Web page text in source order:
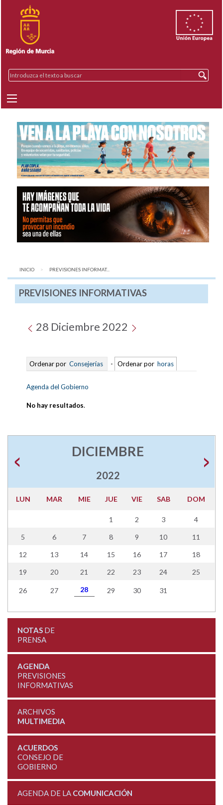
INICIO AQUÍ:
PREVISIONES INFORMAT...
PREVISIONES INFORMATIVAS
28 Diciembre 2022
Ordenar por Consejerías - Ordenar por horas
Agenda del Gobierno
No hay resultados.
DICIEMBRE
2022
LUN MAR MIE JUE VIE SAB DOM
1 2 3 4
5 6 7 8 9 10 11
12 13 14 15 16 17 18
19 20 21 22 23 24 25
26 27 28 29 30 31
NOTASDE
PRENSA
AGENDA
PREVISIONES
INFORMATIVAS
ARCHIVOS
MULTIMEDIA
ACUERDOS
CONSEJO DE
GOBIERNO
AGENDA DE LA COMUNICACIÓN